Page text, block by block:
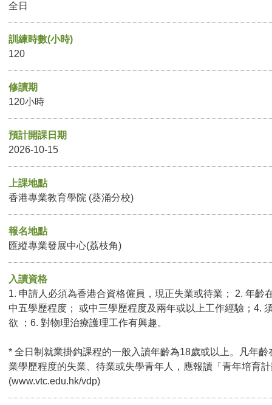
全日
訓練時數(小時)
120
修讀期
120小時
預計開課日期
2026-10-15
上課地點
香港專業教育學院 (葵涌分校)
報名地點
匯縱專業發展中心(荔枝角)
入讀資格
1. 申請人必須為香港合資格僱員，現正失業或待業； 2. 年齡
中五學歷程度； 或中三學歷程度及兩年或以上工作經驗；4.
欲 ；6. 對物理治療護理工作有興趣。
* 全日制就業掛鈎課程的一般入讀年齡為18歲或以上。凡年
業學歷程度的失業、待業或失學青年人，應報讀「青年培育
(www.vtc.edu.hk/vdp)